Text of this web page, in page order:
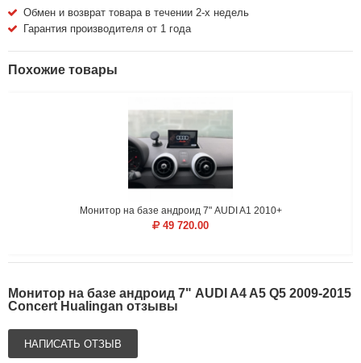
Обмен и возврат товара в течении 2-х недель
Гарантия производителя от 1 года
Похожие товары
Монитор на базе андроид 7" AUDI A1 2010+
49 720.00
Монитор на базе андроид 7" AUDI A4 A5 Q5 2009-2015
Concert Hualingan отзывы
НАПИСАТЬ ОТЗЫВ